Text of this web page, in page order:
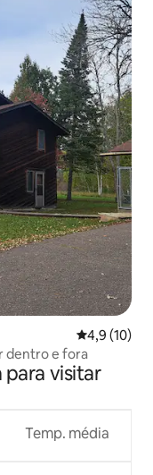
4,9 de uma
4,9 (10)
dentro e fora
para visitar
Temp. média